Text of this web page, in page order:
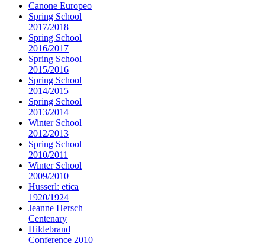
Canone Europeo
Spring School
2017/2018
Spring School
2016/2017
Spring School
2015/2016
Spring School
2014/2015
Spring School
2013/2014
Winter School
2012/2013
Spring School
2010/2011
Winter School
2009/2010
Husserl: etica
1920/1924
Jeanne Hersch
Centenary
Hildebrand
Conference 2010